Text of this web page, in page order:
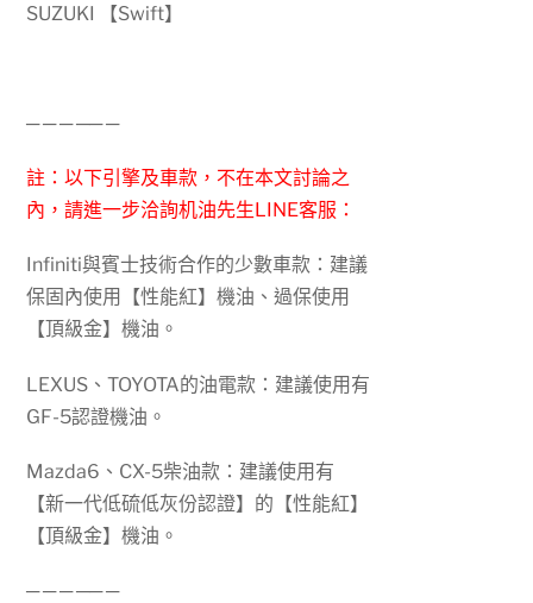
SUZUKI 【Swift】
─ ── ── ─
註：以下引擎及車款，不在本文討論之
內，請進一步洽詢机油先生LINE客服：
Infiniti與賓士技術合作的少數車款：建議
保固內使用【性能紅】機油、過保使用
【頂級金】機油。
LEXUS、TOYOTA的油電款：建議使用有
GF-5認證機油。
Mazda6、CX-5柴油款：建議使用有
【新一代低硫低灰份認證】的【性能紅】
【頂級金】機油。
─ ── ── ─